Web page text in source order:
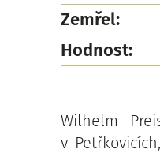
Zemřel:
Hodnost:
Wilhelm
v